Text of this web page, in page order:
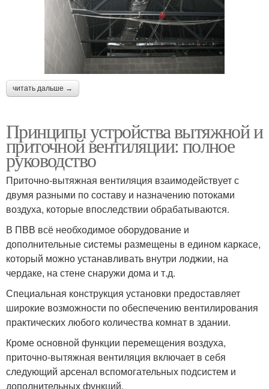
читать дальше →
Принципы устройства вытяжной и
приточной вентиляции: полное
руководство
Приточно-вытяжная вентиляция взаимодействует с
двумя разными по составу и назначению потоками
воздуха, которые впоследствии обрабатываются.
В ПВВ всё необходимое оборудование и
дополнительные системы размещены в едином каркасе,
который можно устанавливать внутри лоджии, на
чердаке, на стене снаружи дома и т.д.
Специальная конструкция установки предоставляет
широкие возможности по обеспечению вентилирования
практических любого количества комнат в здании.
Кроме основной функции перемещения воздуха,
приточно-вытяжная вентиляция включает в себя
следующий арсенал вспомогательных подсистем и
дополнительных функций.